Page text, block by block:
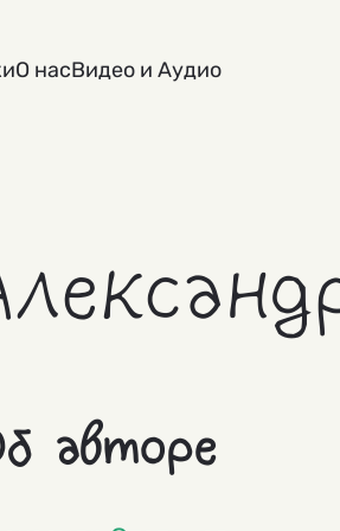
О насВидео и Аудио
авторе